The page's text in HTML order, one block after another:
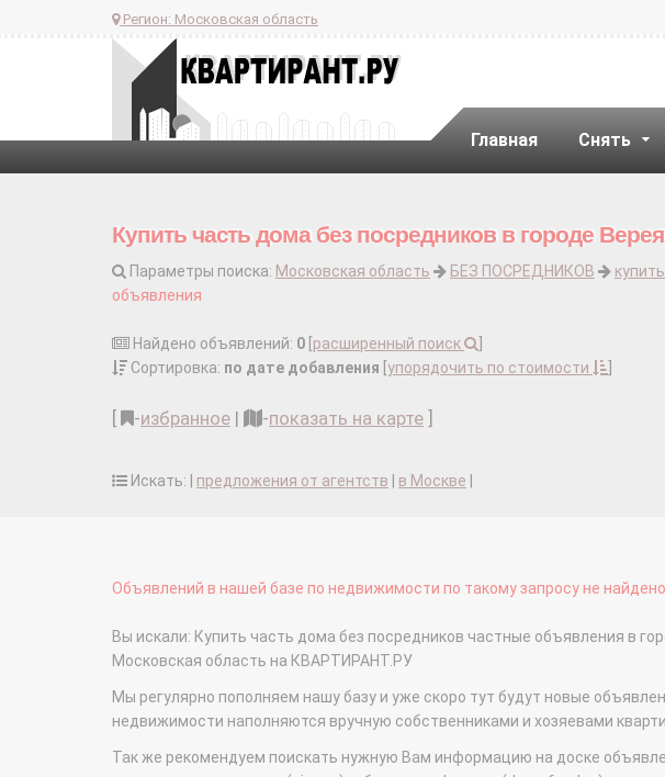
Регион: Московская область
Главная Снять
Купить часть дома без посредников в городе Верея
Параметры поиска: Московская область БЕЗ ПОСРЕДНИКОВ
объявления
Найдено объявлений: 0 расширенный поиск
Сортировка: по дате добавления упорядочить по стоимости
-избранное | -показать на карте
Искать: | предложения от агентств в Москве
Объявлений в нашей базе по недвижимости по такому запросу не
Вы искали: Купить часть дома без посредников частные объявления в
Московская область на КВАРТИРАНТ.РУ
Мы регулярно пополняем нашу базу и уже скоро тут будут новые
недвижимости наполняются вручную собственниками и хозяевами
Так же рекомендуем поискать нужную Вам информацию на доске